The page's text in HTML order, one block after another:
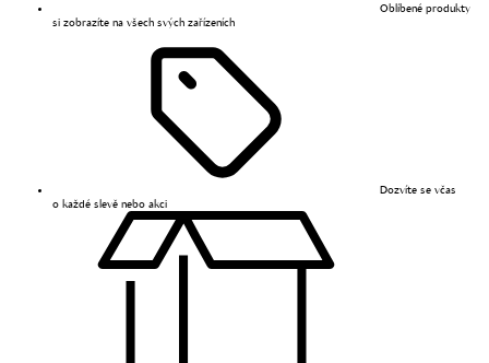
Oblíbené produkty
si zobrazíte na všech svých zařízeních
Dozvíte se včas
o každé slevě nebo akci